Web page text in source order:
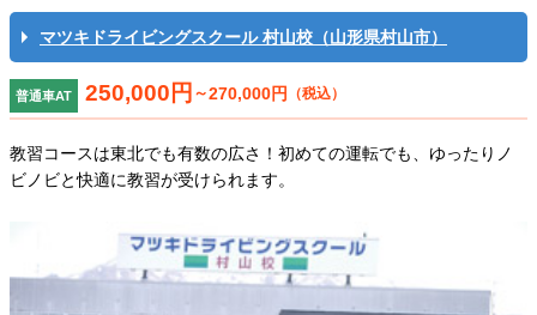
マツキドライビングスクール 村山校（山形県村山市）
普通車AT 250,000円 ～270,000円 （税込）
教習コースは東北でも有数の広さ！初めての運転でも、ゆったりノ
ビノビと快適に教習が受けられます。